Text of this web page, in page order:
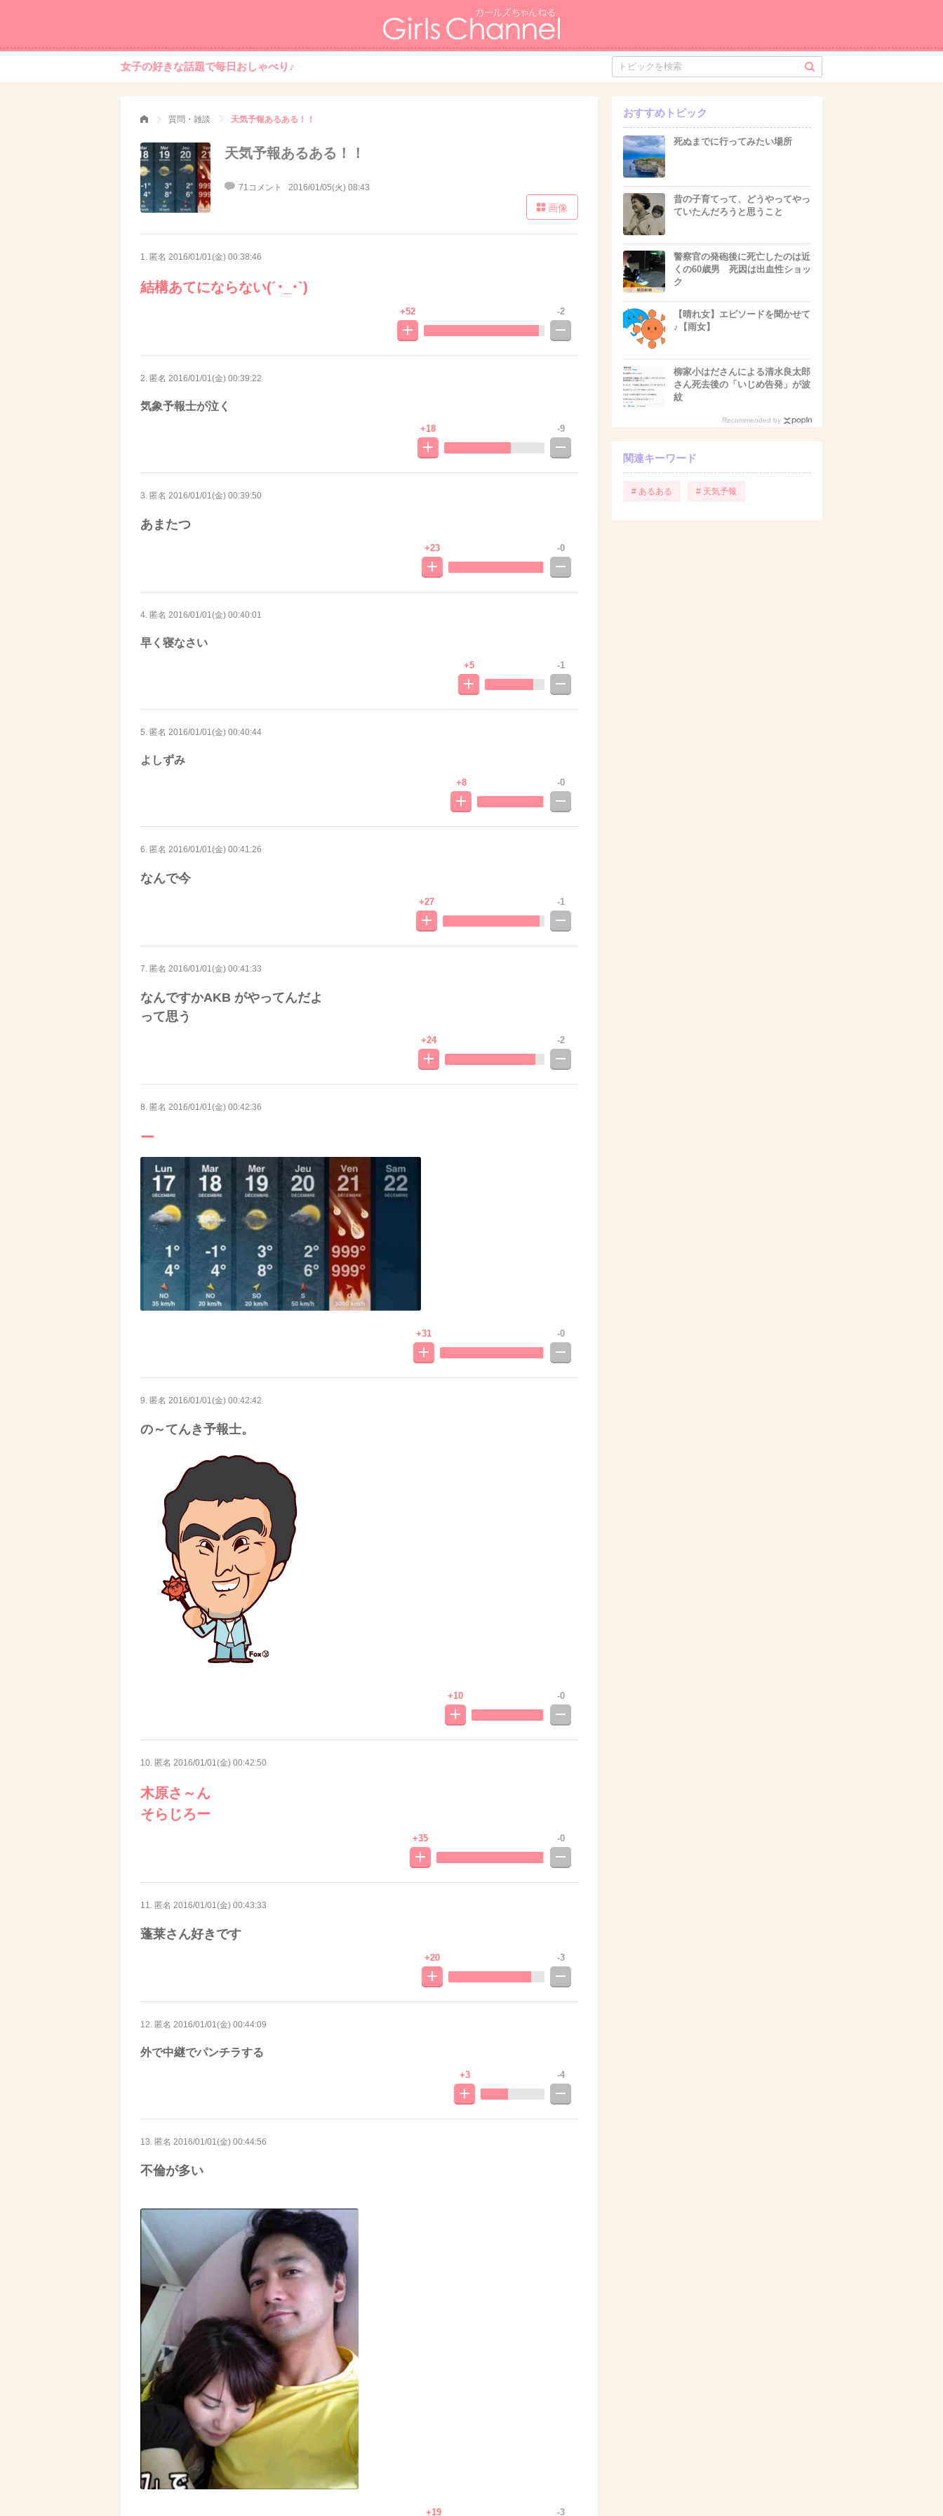
女子の好きな話題で毎日おしゃべり♪
質問・雑談 天気予報あるある！！
天気予報あるある！！
71コメント 2016/01/05(火) 08:43
画像
1. 匿名 2016/01/01(金) 00:38:46
結構あてにならない(´･_･`)
+52 -2
2. 匿名 2016/01/01(金) 00:39:22
気象予報士が泣く
+18 -9
3. 匿名 2016/01/01(金) 00:39:50
あまたつ
+23 -0
4. 匿名 2016/01/01(金) 00:40:01
早く寝なさい
+5 -1
5. 匿名 2016/01/01(金) 00:40:44
よしずみ
+8 -0
6. 匿名 2016/01/01(金) 00:41:26
なんで今
+27 -1
7. 匿名 2016/01/01(金) 00:41:33
なんですかAKB がやってんだよ
って思う
+24 -2
8. 匿名 2016/01/01(金) 00:42:36
ー
+31 -0
9. 匿名 2016/01/01(金) 00:42:42
の～てんき予報士。
+10 -0
10. 匿名 2016/01/01(金) 00:42:50
木原さ～ん
そらじろー
+35 -0
11. 匿名 2016/01/01(金) 00:43:33
蓬莱さん好きです
+20 -3
12. 匿名 2016/01/01(金) 00:44:09
外で中継でパンチラする
+3 -4
13. 匿名 2016/01/01(金) 00:44:56
不倫が多い
+19 -3
おすすめトピック
死ぬまでに行ってみたい場所
昔の子育てって、どうやってやっ
ていたんだろうと思うこと
警察官の発砲後に死亡したのは近
くの60歳男 死因は出血性ショッ
ク
【晴れ女】エピソードを聞かせて
♪【雨女】
柳家小はださんによる清水良太郎
さん死去後の「いじめ告発」が波
紋
Recommended by
関連キーワード
# あるある # 天気予報